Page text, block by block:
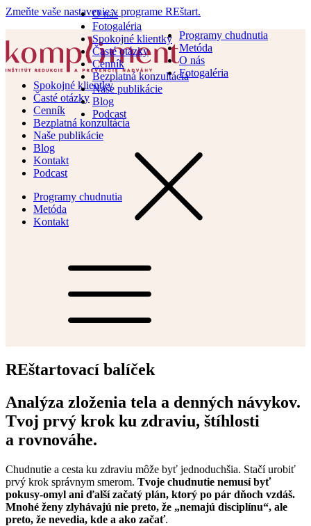
Zmeňte vaše nastavenie v programe REštart.
Programy chudnutia
Metóda
O nás
Fotogaléria
Spokojné klientky
Časté otázky
Cenník
Bezplatná konzultácia
Naše publikácie
Blog
Kontakt
Podcast
Programy chudnutia
Metóda
Kontakt
O nás
Fotogaléria
Spokojné klientky
Časté otázky
Cenník
Bezplatná konzultácia
Naše publikácie
Blog
Podcast
REštartovací balíček
Analýza zloženia tela a denných návykov.
Tvoj prvý krok ku zdraviu, štíhlosti
a rovnováhe.
Chudnutie a cesta ku zdraviu môže byť jednoduchšia. Stačí urobiť
prvý krok správnym smerom. Tvoje chudnutie nemusí byť
pokusy-omyl ani ďalší začatý plán, ktorý po pár dňoch vzdáš.
Mnohé ženy zlyhávajú nie preto, že „nemajú disciplínu“, ale
preto, že nevedia, kde a ako začať.